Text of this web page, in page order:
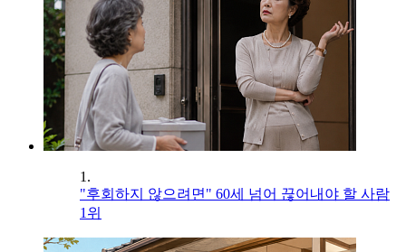
1.
"후회하지 않으려면" 60세 넘어 끊어내야 할 사람
1위